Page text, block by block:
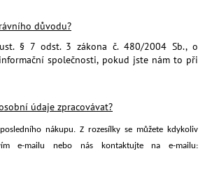
důvodu?
§ 7 odst. 3 zákona č. 480/2004 Sb., o
společnosti, pokud jste nám to při
údaje zpracovávat?
nákupu. Z rozesílky se můžete kdykoliv
e-mailu nebo nás kontaktujte na e-mailu: